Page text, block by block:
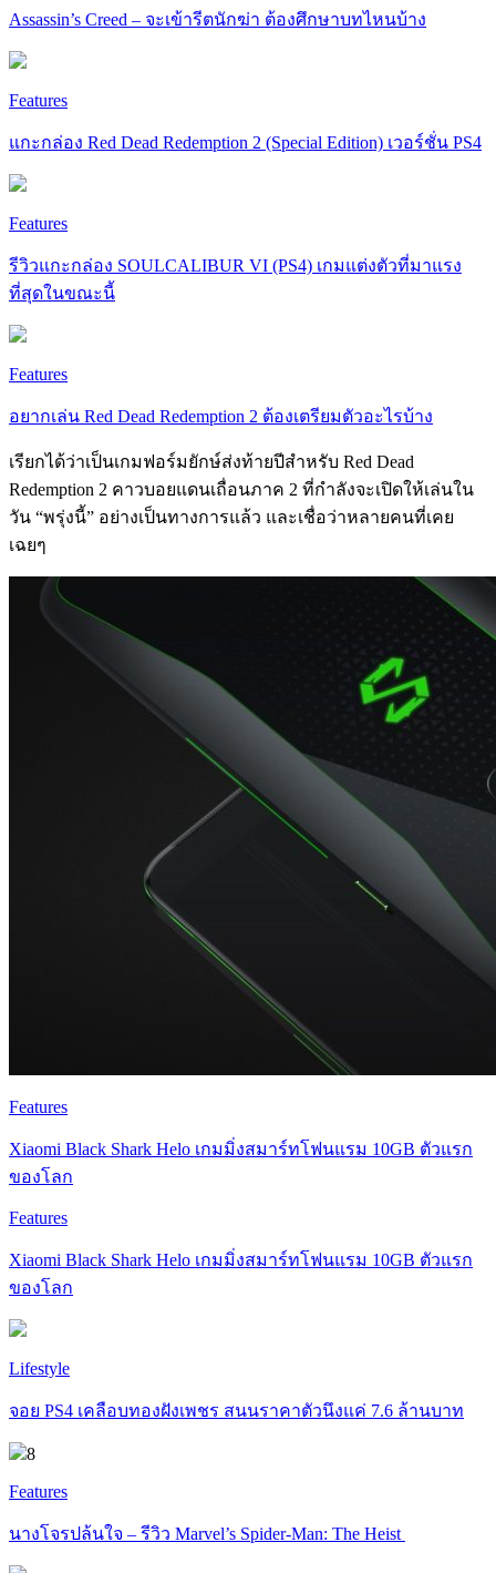
Assassin’s Creed – จะเข้ารีตนักฆ่า ต้องศึกษาบทไหนบ้าง
Features
แกะกล่อง Red Dead Redemption 2 (Special Edition) เวอร์ชั่น PS4
Features
รีวิวแกะกล่อง SOULCALIBUR VI (PS4) เกมแต่งตัวที่มาแรง
ที่สุดในขณะนี้
Features
อยากเล่น Red Dead Redemption 2 ต้องเตรียมตัวอะไรบ้าง
เรียกได้ว่าเป็นเกมฟอร์มยักษ์ส่งท้ายปีสำหรับ Red Dead
Redemption 2 คาวบอยแดนเถื่อนภาค 2 ที่กำลังจะเปิดให้เล่นใน
วัน “พรุ่งนี้” อย่างเป็นทางการแล้ว และเชื่อว่าหลายคนที่เคย
เฉยๆ
Features
Xiaomi Black Shark Helo เกมมิ่งสมาร์ทโฟนแรม 10GB ตัวแรก
ของโลก
Features
Xiaomi Black Shark Helo เกมมิ่งสมาร์ทโฟนแรม 10GB ตัวแรก
ของโลก
Lifestyle
จอย PS4 เคลือบทองฝังเพชร สนนราคาตัวนึงแค่ 7.6 ล้านบาท
8
Features
นางโจรปล้นใจ – รีวิว Marvel’s Spider-Man: The Heist